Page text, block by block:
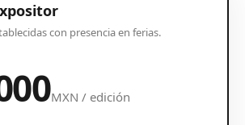
con presencia en ferias.
MXN / edición